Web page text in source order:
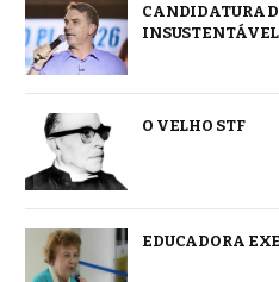
CANDIDATURA
INSUSTENTÁVEL
O VELHO STF
EDUCADORA